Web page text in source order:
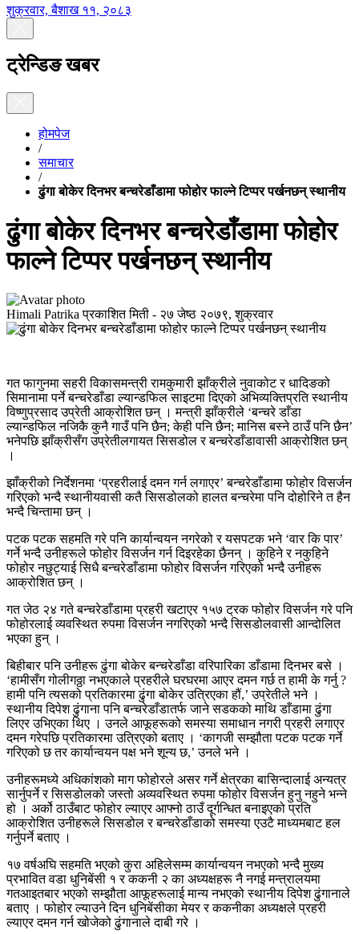
शुक्रवार, बैशाख ११, २०८३
ट्रेन्डिङ खबर
होमपेज
/
समाचार
/
ढुंगा बोकेर दिनभर बन्चरेडाँडामा फोहोर फाल्ने टिप्पर पर्खनछन् स्थानीय
ढुंगा बोकेर दिनभर बन्चरेडाँडामा फोहोर
फाल्ने टिप्पर पर्खनछन् स्थानीय
Himali Patrika प्रकाशित मिती - २७ जेष्ठ २०७९, शुक्रवार
गत फागुनमा सहरी विकासमन्त्री रामकुमारी झाँक्रीले नुवाकोट र धादिङको
सिमानामा पर्ने बन्चरेडाँडा ल्यान्डफिल साइटमा दिएको अभिव्यक्तिप्रति स्थानीय
विष्णुप्रसाद उप्रेती आक्रोशित छन् । मन्त्री झाँक्रीले ‘बन्चरे डाँडा
ल्यान्डफिल नजिकै कुनै गाउँ पनि छैन; केही पनि छैन; मानिस बस्ने ठाउँ पनि छैन’
भनेपछि झाँक्रीसँग उप्रेतीलगायत सिसडोल र बन्चरेडाँडावासी आक्रोशित छन्
।
झाँक्रीको निर्देशनमा ‘प्रहरीलाई दमन गर्न लगाएर’ बन्चरेडाँडामा फोहोर विसर्जन
गरिएको भन्दै स्थानीयवासी कतै सिसडोलको हालत बन्चरेमा पनि दोहोरिने त हैन
भन्दै चिन्तामा छन् ।
पटक पटक सहमति गरे पनि कार्यान्वयन नगरेको र यसपटक भने ‘वार कि पार’
गर्ने भन्दै उनीहरूले फोहोर विसर्जन गर्न दिइरहेका छैनन् । कुहिने र नकुहिने
फोहोर नछुट्याई सिधै बन्चरेडाँडामा फोहोर विसर्जन गरिएको भन्दै उनीहरू
आक्रोशित छन् ।
गत जेठ २४ गते बन्चरेडाँडामा प्रहरी खटाएर १५७ ट्रक फोहोर विसर्जन गरे पनि
फोहोरलाई व्यवस्थित रुपमा विसर्जन नगरिएको भन्दै सिसडोलवासी आन्दोलित
भएका हुन् ।
बिहीबार पनि उनीहरू ढुंगा बोकेर बन्चरेडाँडा वरिपारिका डाँडामा दिनभर बसे ।
‘हामीसँग गोलीगठ्ठा नभएकाले प्रहरीले घरघरमा आएर दमन गर्छ त हामी के गर्नु ?
हामी पनि त्यसको प्रतिकारमा ढुंगा बोकेर उत्रिएका हौं,’ उप्रेतीले भने ।
स्थानीय दिपेश ढुंगाना पनि बन्चरेडाँडातर्फ जाने सडकको माथि डाँडामा ढुंगा
लिएर उभिएका थिए । उनले आफूहरूको समस्या समाधान नगरी प्रहरी लगाएर
दमन गरेपछि प्रतिकारमा उत्रिएको बताए । ‘कागजी सम्झौता पटक पटक गर्ने
गरिएको छ तर कार्यान्वयन पक्ष भने शून्य छ,’ उनले भने ।
उनीहरूमध्ये अधिकांशको माग फोहोरले असर गर्ने क्षेत्रका बासिन्दालाई अन्यत्र
सार्नुपर्ने र सिसडोलको जस्तो अव्यवस्थित रुपमा फोहोर विसर्जन हुनु नहुने भन्ने
हो । अर्को ठाउँबाट फोहोर ल्याएर आफ्नो ठाउँ दूर्गन्धित बनाइएको प्रति
आक्रोशित उनीहरूले सिसडोल र बन्चरेडाँडाको समस्या एउटै माध्यमबाट हल
गर्नुपर्ने बताए ।
१७ वर्षअघि सहमति भएको कुरा अहिलेसम्म कार्यान्वयन नभएको भन्दै मुख्य
प्रभावित वडा धुनिबेंसी १ र ककनी २ का अध्यक्षहरू नै नगई मन्त्रालयमा
गतआइतबार भएको सम्झौता आफूहरूलाई मान्य नभएको स्थानीय दिपेश ढुंगानाले
बताए । फोहोर ल्याउने दिन धुनिबेंसीका मेयर र ककनीका अध्यक्षले प्रहरी
ल्याएर दमन गर्न खोजेको ढुंगानाले दाबी गरे ।